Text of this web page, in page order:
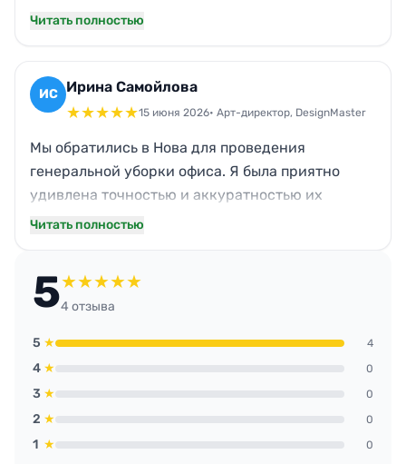
же, сотрудники обратили внимание, что стало
Благодарим Нова за внимательное отношение к
деталям.
Читать полностью
ИС Ирина Самойлова
★★★★★15 июня 2026• Арт-директор, DesignMaster
Мы обратились в Нова для проведения
генеральной уборки офиса. Я была приятно
удивлена точностью и аккуратностью их
работы. Каждый уголок офиса, начиная от
позаботились о уборке окон, что добавило
свежести внутреннему интерьеру.
Читать полностью
5★★★★★
4 отзыва
5 ★ 4
4 ★ 0
3 ★ 0
2 ★ 0
1 ★ 0